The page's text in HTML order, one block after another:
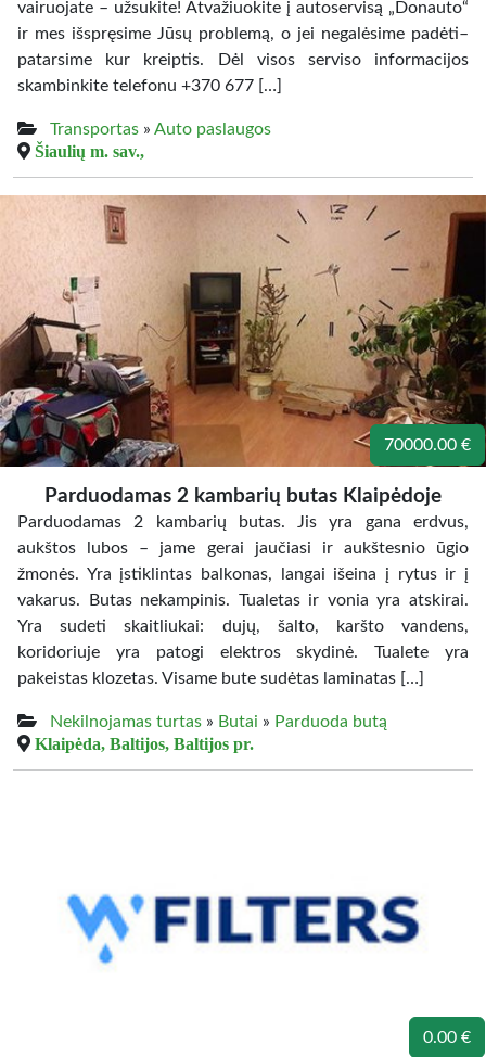
vairuojate – užsukite! Atvažiuokite į autoservisą „Donauto“
ir mes išspręsime Jūsų problemą, o jei negalėsime padėti–
patarsime kur kreiptis. Dėl visos serviso informacijos
skambinkite telefonu +370 677 […]
Transportas » Auto paslaugos
Šiaulių m. sav.,
70000.00 €
Parduodamas 2 kambarių butas Klaipėdoje
Parduodamas 2 kambarių butas. Jis yra gana erdvus,
aukštos lubos – jame gerai jaučiasi ir aukštesnio ūgio
žmonės. Yra įstiklintas balkonas, langai išeina į rytus ir į
vakarus. Butas nekampinis. Tualetas ir vonia yra atskirai.
Yra sudeti skaitliukai: dujų, šalto, karšto vandens,
koridoriuje yra patogi elektros skydinė. Tualete yra
pakeistas klozetas. Visame bute sudėtas laminatas […]
Nekilnojamas turtas » Butai » Parduoda butą
Klaipėda, Baltijos, Baltijos pr.
0.00 €